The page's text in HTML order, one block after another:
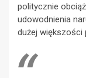
politycznie
udowodnienia
dużej większości